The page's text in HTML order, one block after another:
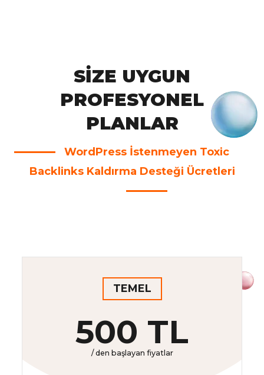
WordPress İstenmeyen Toxic
Backlinks Kaldırma Desteği Ücretleri
SIZE UYGUN
PROFESYONEL
PLANLAR
TEMEL
500 TL
/ den başlayan fiyatlar